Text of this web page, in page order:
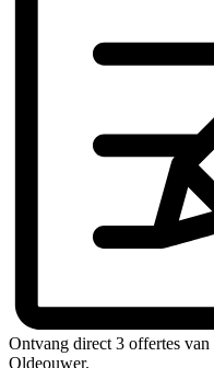
Ontvang direct 3 offertes
Oldeouwer.